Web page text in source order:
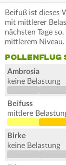
Beifuß ist dieses
mit mittlerer
nächsten Tage
mittlerem
POLLENFLUG
Ambrosia
keine Belastung
Beifuss
mittlere
Birke
keine Belastung